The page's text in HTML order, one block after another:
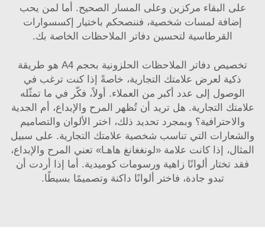
على البقاء مركزين وعلى المسار الصحيح. أما لمن يحب
إضافة لمسات شخصية، فننصحكم باختيار
إكسسوارات
القرطاسية لتحسين دفاتر الملاحظات الخاصة بك.
تخصيص دفاتر الملاحظات الحلزونية بحجم A4 هو طريقة
ذكية لعرض علامتك التجارية، خاصةً إذا كنت ترغب في
الوصول إلى عدد أكبر من العملاء. أولاً، فكّر في ما تمثّله
علامتك التجارية. هل تريد أن تُظهر المرح والإبداع، أم الجدية
والاحترافية؟ وبمجرد تحديد ذلك، اختر الألوان والتصاميم
والشعارات التي تناسب شخصية علامتك التجارية. على سبيل
المثال، إذا كانت علامة «لونغغانغ هاهـا» تعني المرح والإبداع،
فقد تختار ألوانًا زاهية ورسومات كوميدية. أما إذا أردت أن
تبدو جادة، فاختر ألوانًا داكنة وتصميمًا بسيطًا.